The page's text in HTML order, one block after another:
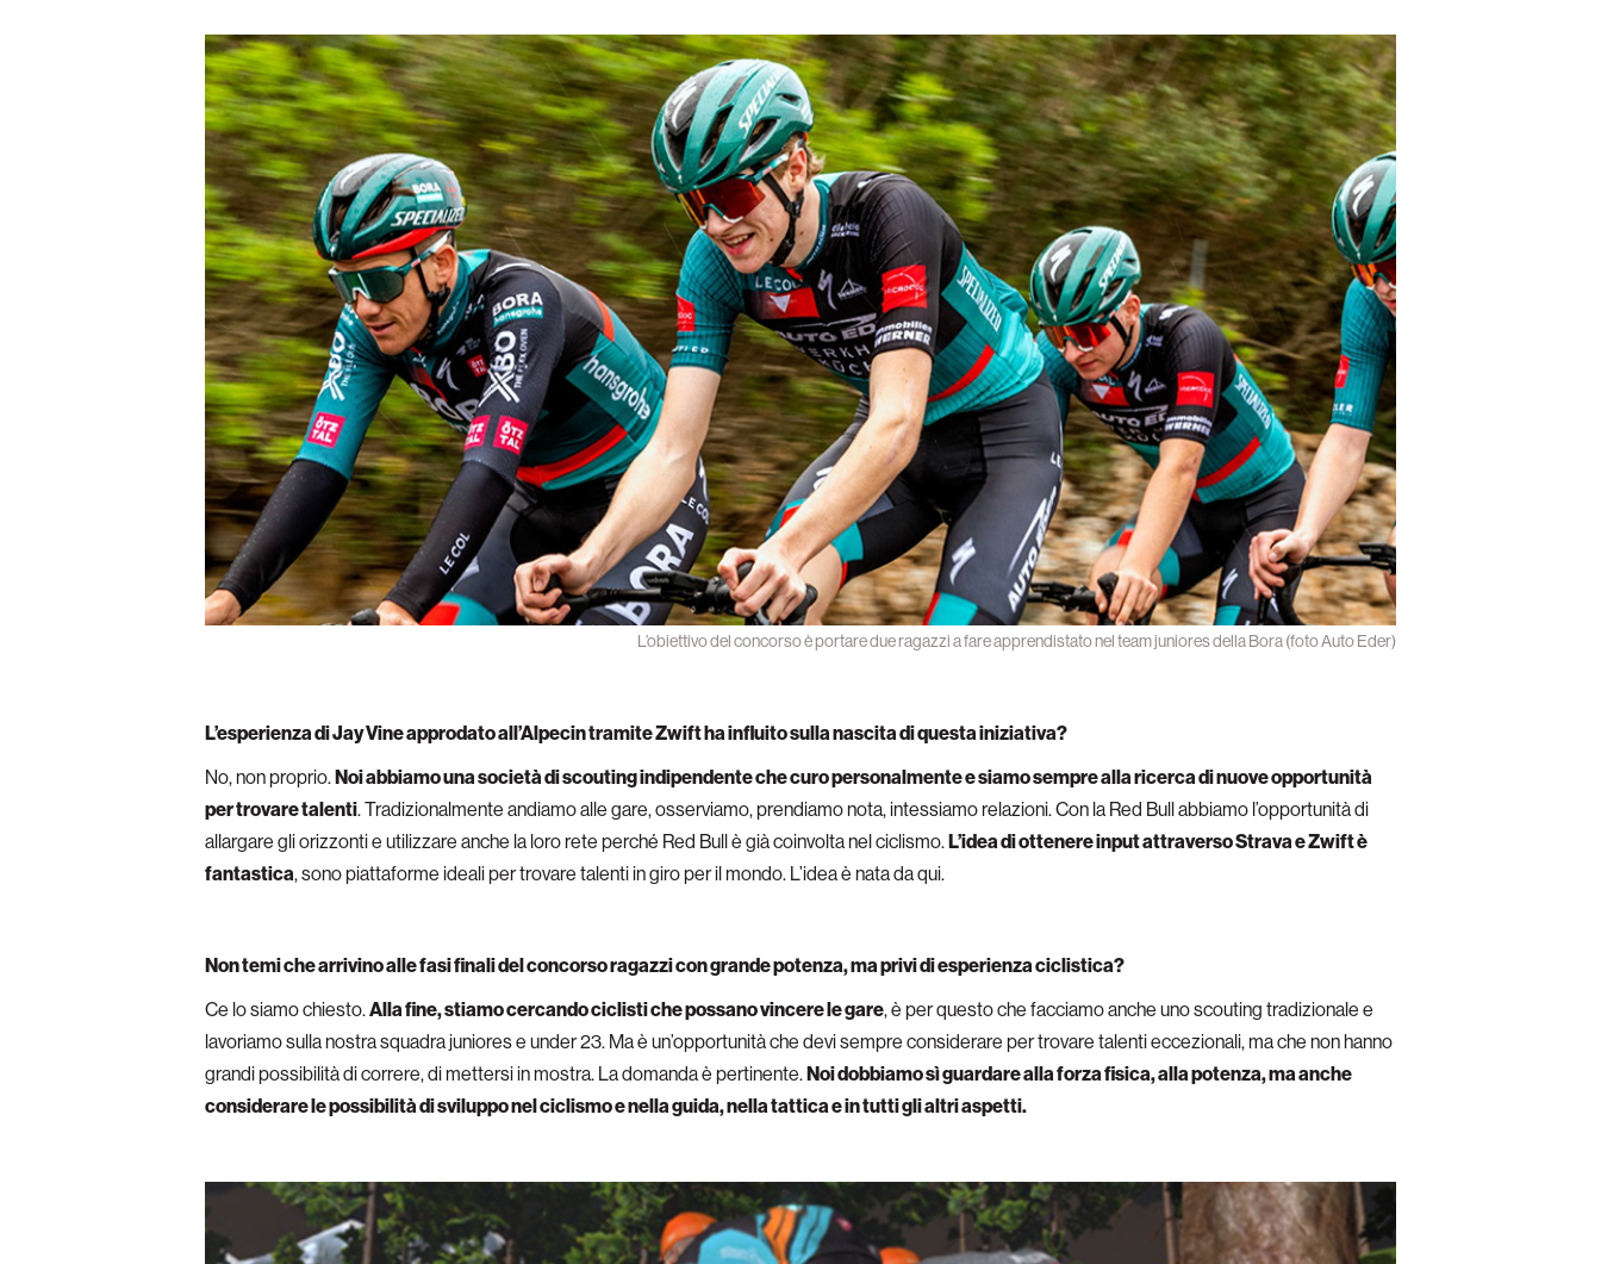
L’obiettivo del concorso è portare due ragazzi a fare apprendistato nel team juniores della Bora (foto Auto Eder)
L’esperienza di Jay Vine approdato all’Alpecin tramite Zwift ha influito sulla nascita di questa iniziativa?
No, non proprio.Noi abbiamo una società di scouting indipendente che curo personalmente e siamo sempre alla ricerca di nuove opportunità
per trovare talenti. Tradizionalmente andiamo alle gare, osserviamo, prendiamo nota, intessiamo relazioni. Con la Red Bull abbiamo l’opportunità di
allargare gli orizzonti e utilizzare anche la loro rete perché Red Bull è già coinvolta nel ciclismo.L’idea di ottenere input attraverso Strava e Zwift è
fantastica, sono piattaforme ideali per trovare talenti in giro per il mondo. L’idea è nata da qui.
Non temi che arrivino alle fasi finali del concorso ragazzi con grande potenza, ma privi di esperienza ciclistica?
Ce lo siamo chiesto.Alla fine, stiamo cercando ciclisti che possano vincere le gare, è per questo che facciamo anche uno scouting tradizionale e
lavoriamo sulla nostra squadra juniores e under 23. Ma è un’opportunità che devi sempre considerare per trovare talenti eccezionali, ma che non hanno
grandi possibilità di correre, di mettersi in mostra. La domanda è pertinente.Noi dobbiamo sì guardare alla forza fisica, alla potenza, ma anche
considerare le possibilità di sviluppo nel ciclismo e nella guida, nella tattica e in tutti gli altri aspetti.